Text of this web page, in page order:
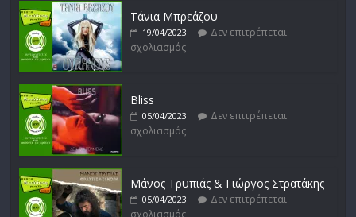
σχολιασμός
Τάνια Μπρεάζου
19/04/2023
Δεν επιτρέπεται
σχολιασμός
Bliss
05/04/2023
Δεν επιτρέπεται
σχολιασμός
Μάνος Τρυπιάς & Γιώργος Στρατάκης
05/04/2023
Δεν επιτρέπεται